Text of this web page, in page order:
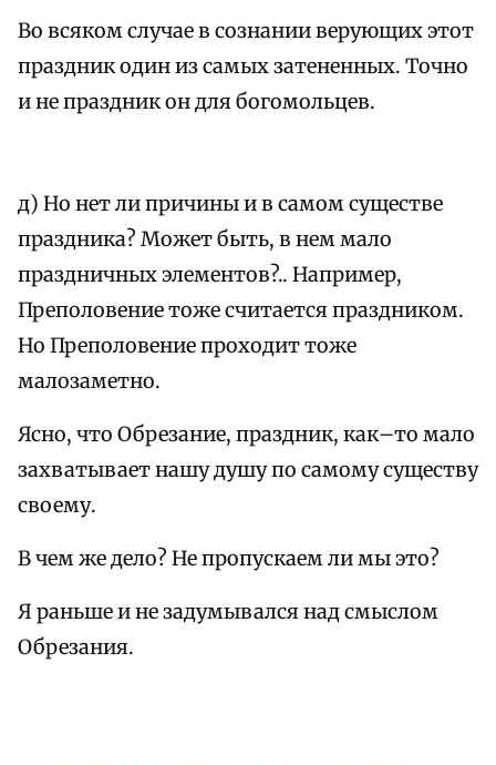
Во всяком случае в сознании верующих этот
праздник один из самых затененных. Точно
и не праздник он для богомольцев.
д) Но нет ли причины и в самом существе
праздника? Может быть, в нем мало
праздничных элементов?.. Например,
Преполовение тоже считается праздником.
Но Преполовение проходит тоже
малозаметно.
Ясно, что Обрезание, праздник, как–то мало
захватывает нашу душу по самому существу
своему.
В чем же дело? Не пропускаем ли мы это?
Я раньше и не задумывался над смыслом
Обрезания.